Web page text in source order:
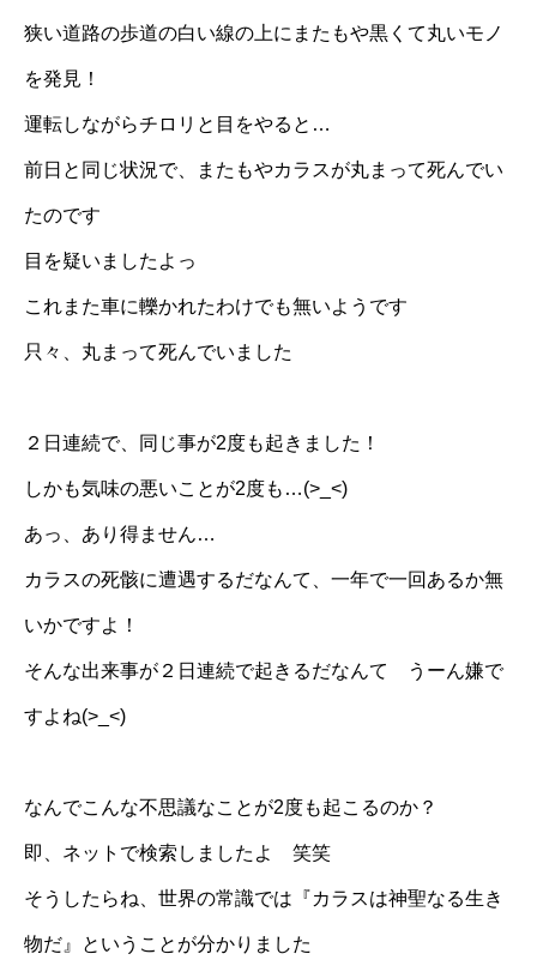
狭い道路の歩道の白い線の上にまたもや黒くて丸いモノ
を発見！
運転しながらチロリと目をやると…
前日と同じ状況で、またもやカラスが丸まって死んでい
たのです
目を疑いましたよっ
これまた車に轢かれたわけでも無いようです
只々、丸まって死んでいました
２日連続で、同じ事が2度も起きました！
しかも気味の悪いことが2度も…(>_<)
あっ、あり得ません…
カラスの死骸に遭遇するだなんて、一年で一回あるか無
いかですよ！
そんな出来事が２日連続で起きるだなんて うーん嫌で
すよね(>_<)
なんでこんな不思議なことが2度も起こるのか？
即、ネットで検索しましたよ 笑笑
そうしたらね、世界の常識では『カラスは神聖なる生き
物だ』ということが分かりました